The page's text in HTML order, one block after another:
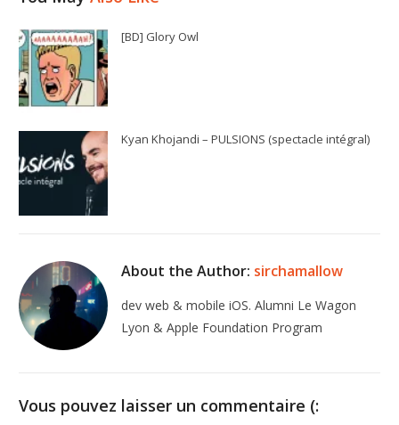
[BD] Glory Owl
Kyan Khojandi – PULSIONS (spectacle intégral)
About the Author: sirchamallow
dev web & mobile iOS. Alumni Le Wagon
Lyon & Apple Foundation Program
Vous pouvez laisser un commentaire (: